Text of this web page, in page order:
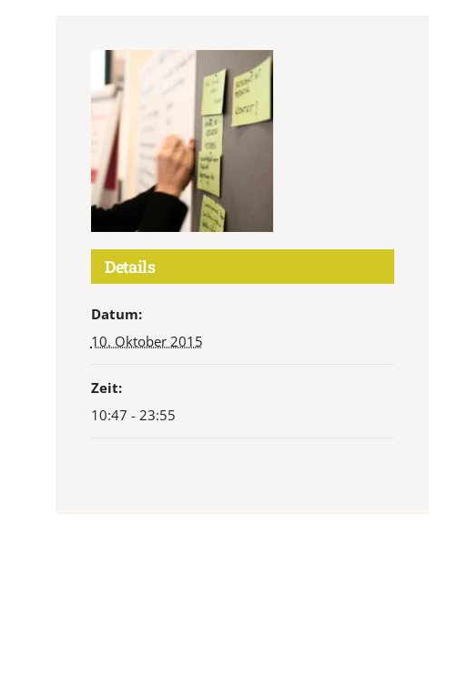
Details
Datum:
10. Oktober 2015
Zeit:
10:47 - 23:55